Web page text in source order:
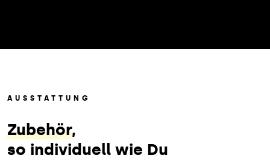
AUSSTATTUNG
Zubehör,
so individuell wie Du